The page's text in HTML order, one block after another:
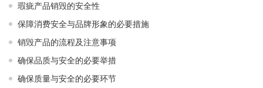
瑕疵产品销毁的安全性
保障消费安全与品牌形象的必要措施
销毁产品的流程及注意事项
确保品质与安全的必要举措
确保质量与安全的必要环节